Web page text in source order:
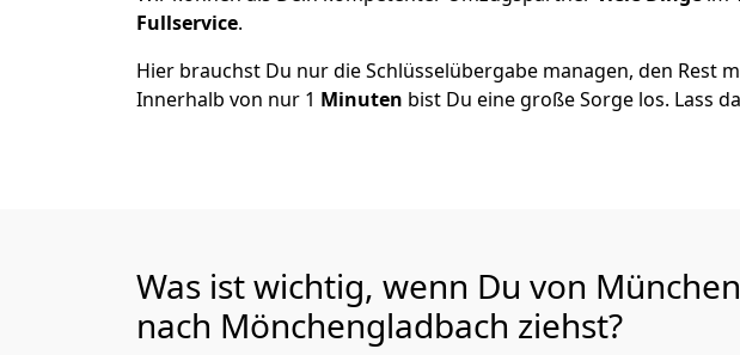
Fullservice.
Hier brauchst Du nur die Schlüsselübergabe managen, den Rest
Innerhalb von nur 1 Minuten bist Du eine große Sorge los. Lass
Was ist wichtig, wenn Du von München
nach Mönchen­gladbach ziehst?